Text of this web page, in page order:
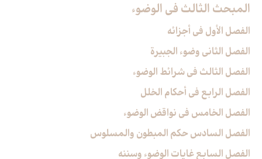
المبحث الثالث في الوضوء
الفصل الأول في أجزائه‏
الفصل الثاني وضوء الجبيرة
الفصل الثالث في شرائط الوضوء
الفصل الرابع في أحكام الخلل
الفصل الخامس في نواقض الوضوء
الفصل السادس حكم المبطون والمسلوس‏
الفصل السابع غايات الوضوء وسننه‏